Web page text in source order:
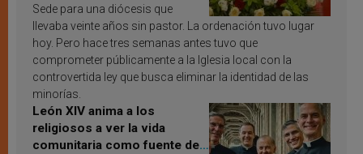
Sede para una diócesis que
llevaba veinte años sin pastor. La ordenación tuvo lugar
hoy. Pero hace tres semanas antes tuvo que
comprometer públicamente a la Iglesia local con la
controvertida ley que busca eliminar la identidad de las
minorías.
León XIV anima a los
religiosos a ver la vida
comunitaria como fuente de